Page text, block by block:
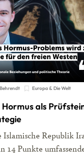
Europa & Die Welt
als
Islamische Republik
14 Punkte